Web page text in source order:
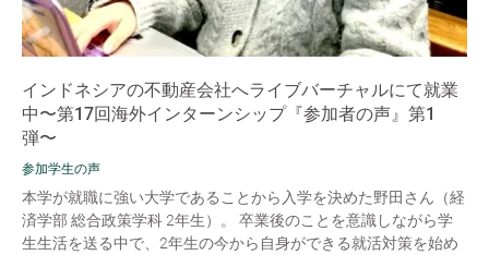
インドネシアの不動産会社へライブバーチャルにて就業
中〜第17回海外インターンシップ『参加者の声』第1
弾〜
参加学生の声
本学が就職に強い大学であることから入学を決めた野田さん（経
済学部 総合政策学科 2年生）。 卒業後のことを意識しながら学
生生活を送る中で、2年生の今から自身ができる就活対策を始め